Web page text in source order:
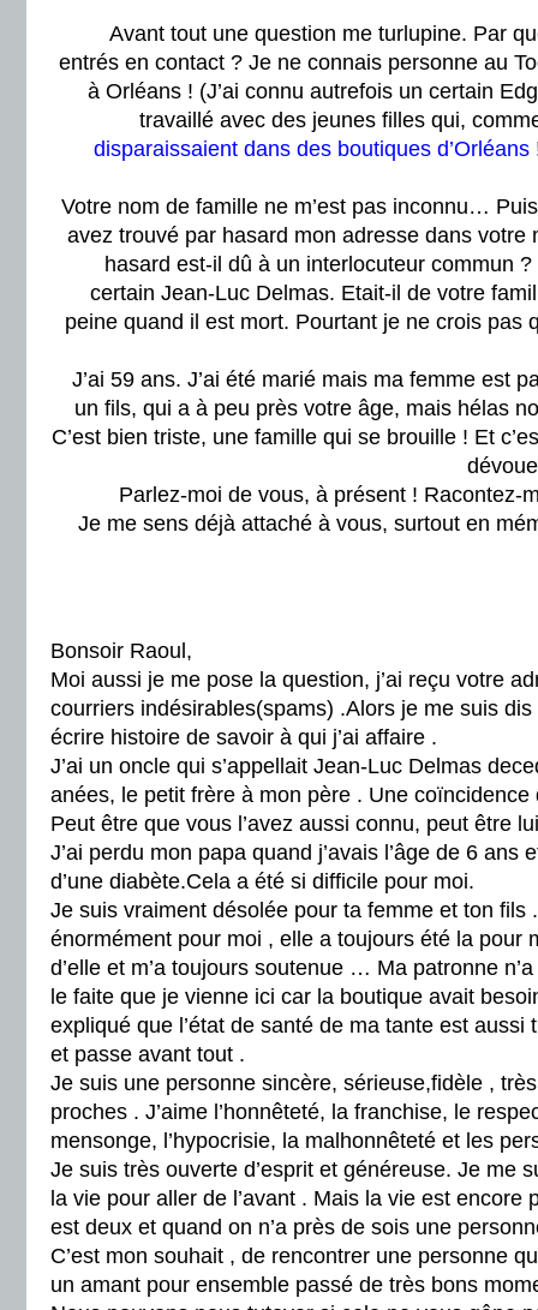
Avant tout une question me turlupine. Par
entrés en contact ? Je ne connais personne au
à Orléans ! (J’ai connu autrefois un certain
travaillé avec des jeunes filles qui,
disparaissaient dans des boutiques d’Orléans
Votre nom de famille ne m’est pas inconnu…
avez trouvé par hasard mon adresse dans votre
hasard est-il dû à un interlocuteur commun ?
certain Jean-Luc Delmas. Etait-il de votre
peine quand il est mort. Pourtant je ne crois pas
J’ai 59 ans. J’ai été marié mais ma femme est
un fils, qui a à peu près votre âge, mais hélas
C’est bien triste, une famille qui se brouille ! Et
Parlez-moi de vous, à présent !
Je me sens déjà attaché à vous, surtout en
Bonsoir Raoul,
Moi aussi je me pose la question, j’ai reçu votre
courriers indésirables(spams) .Alors je me suis
écrire histoire de savoir à qui j’ai affaire .
J’ai un oncle qui s’appellait Jean-Luc Delmas
anées, le petit frère à mon père . Une
Peut être que vous l’avez aussi connu, peut être
J’ai perdu mon papa quand j’avais l’âge de 6 ans
d’une diabète.Cela a été si difficile pour moi.
Je suis vraiment désolée pour ta femme et ton fils
énormément pour moi , elle a toujours été la pour
d’elle et m’a toujours soutenue … Ma patronne
le faite que je vienne ici car la boutique avait
expliqué que l’état de santé de ma tante est aussi
et passe avant tout .
Je suis une personne sincère, sérieuse,fidèle ,
proches . J’aime l’honnêteté, la franchise, le
mensonge, l’hypocrisie, la malhonnêteté et les
Je suis très ouverte d’esprit et généreuse. Je me
la vie pour aller de l’avant . Mais la vie est encore
est deux et quand on n’a près de sois une
C’est mon souhait , de rencontrer une personne
un amant pour ensemble passé de très bons